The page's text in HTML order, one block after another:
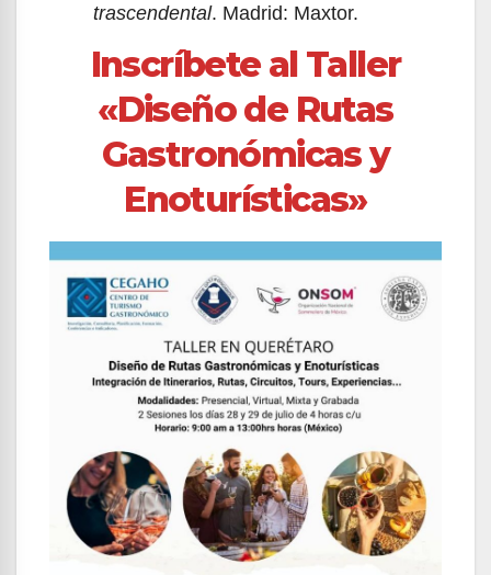
trascendental. Madrid: Maxtor.
Inscríbete al Taller
«Diseño de Rutas
Gastronómicas y
Enoturísticas»